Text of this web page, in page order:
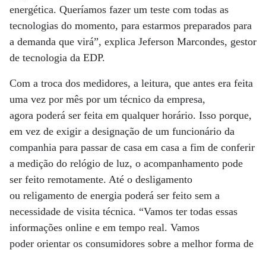
energética. Queríamos fazer um teste com todas as
tecnologias do momento, para estarmos preparados para
a demanda que virá”, explica Jeferson Marcondes, gestor
de tecnologia da EDP.
Com a troca dos medidores, a leitura, que antes era feita
uma vez por mês por um técnico da empresa,
agora poderá ser feita em qualquer horário. Isso porque,
em vez de exigir a designação de um funcionário da
companhia para passar de casa em casa a fim de conferir
a medição do relógio de luz, o acompanhamento pode
ser feito remotamente. Até o desligamento
ou religamento de energia poderá ser feito sem a
necessidade de visita técnica. “Vamos ter todas essas
informações online e em tempo real. Vamos
poder orientar os consumidores sobre a melhor forma de